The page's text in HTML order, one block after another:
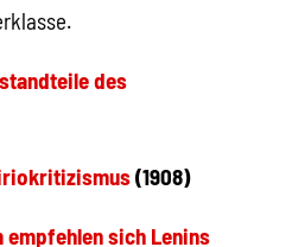
des
(1908)
sich Lenins